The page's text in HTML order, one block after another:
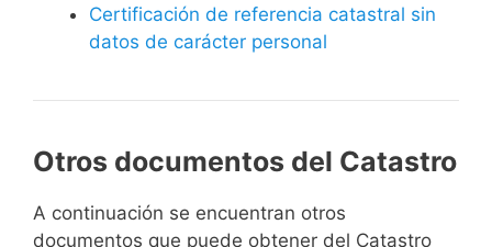
Certificación de referencia catastral sin
datos de carácter personal
Otros documentos del Catastro
A continuación se encuentran otros
documentos que puede obtener del Catastro